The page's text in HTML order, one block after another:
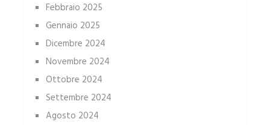
Febbraio 2025
Gennaio 2025
Dicembre 2024
Novembre 2024
Ottobre 2024
Settembre 2024
Agosto 2024